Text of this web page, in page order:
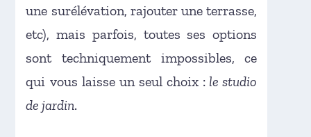
une surélévation, rajouter une terrasse,
etc), mais parfois, toutes ses options
sont techniquement impossibles, ce
qui vous laisse un seul choix : le studio
de jardin.